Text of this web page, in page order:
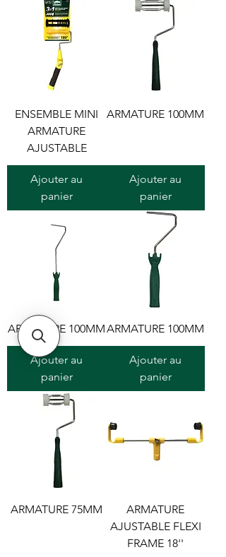
ENSEMBLE MINI
ARMATURE
AJUSTABLE
Ajouter au
panier
ARMATURE 100MM
Ajouter au
panier
ARMATURE 100MM
Ajouter au
panier
ARMATURE 100MM
Ajouter au
panier
ARMATURE 75MM
ARMATURE
AJUSTABLE FLEXI
FRAME 18''